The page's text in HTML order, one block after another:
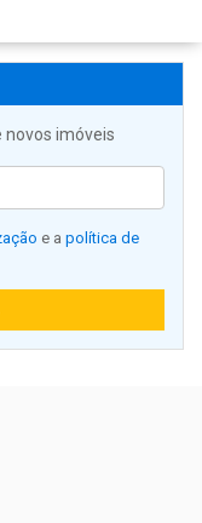
novos imóveis
e a política de